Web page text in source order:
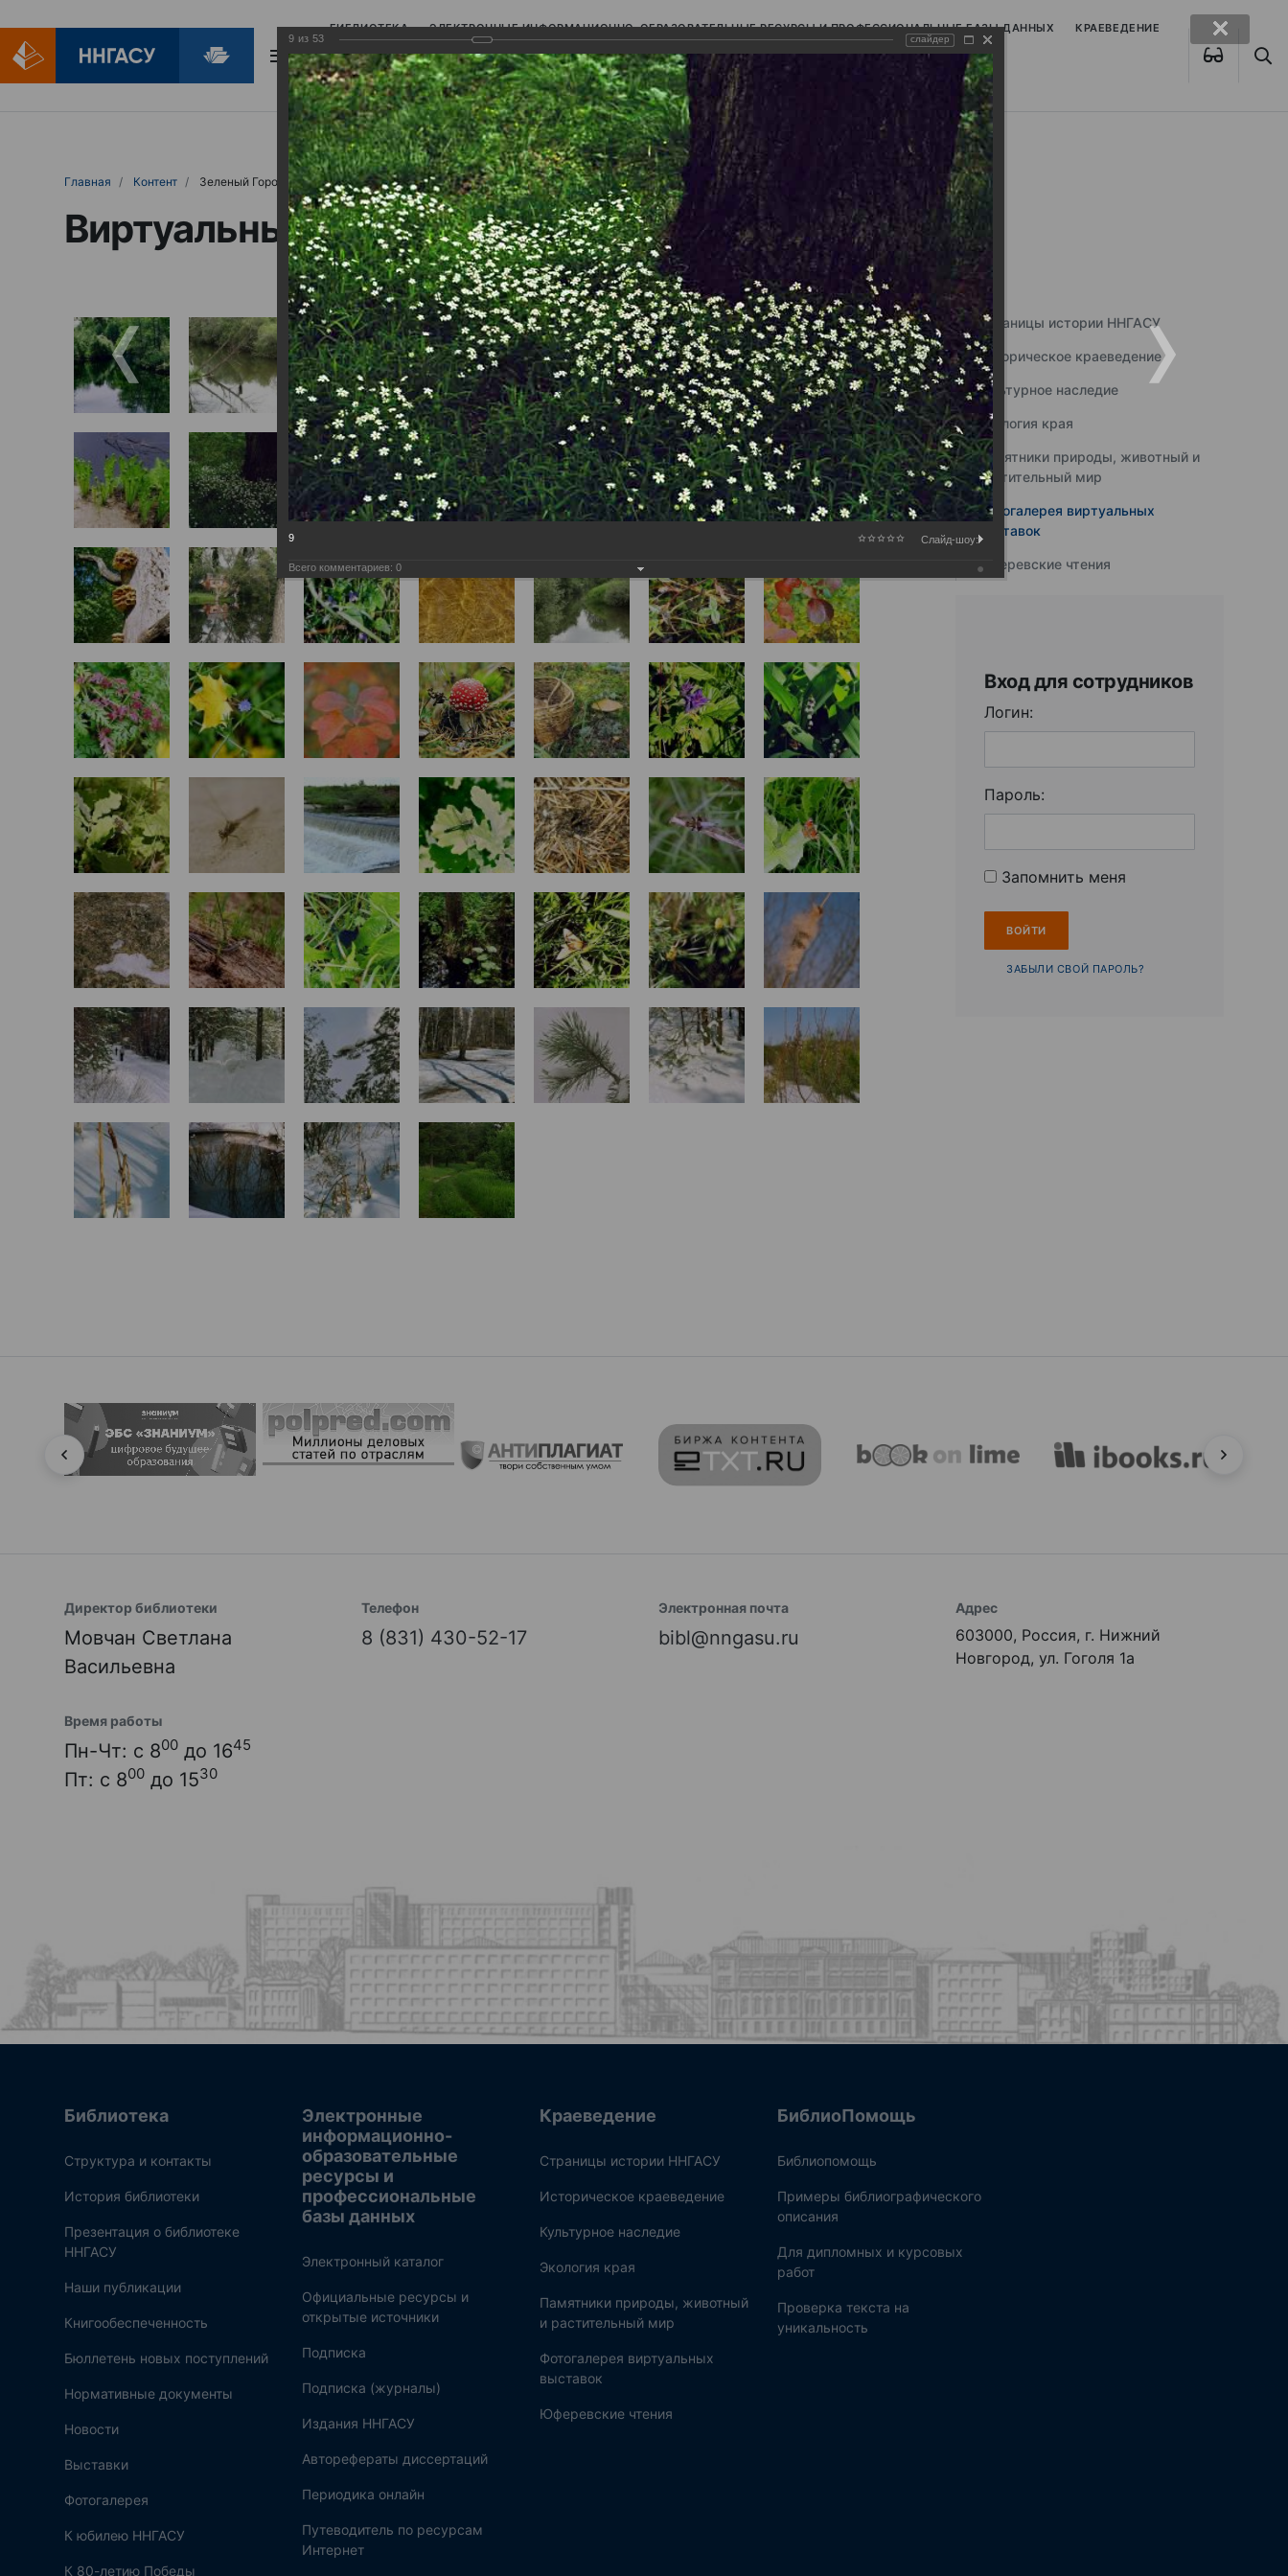
БИБЛИОТЕКА ЭЛЕКТРОННЫЕ ИНФОРМАЦИОННО-ОБРАЗОВАТЕЛЬНЫЕ РЕСУРСЫ И ПРОФЕССИОНАЛЬНЫЕ БАЗЫ ДАННЫХ КРАЕВЕДЕНИЕ
БИБЛИОПОМОЩЬ
Главная Контент Зеленый Город
Виртуальные выставки (фотоальбомы)
Страницы истории ННГАСУ
Историческое краеведение
Культурное наследие
Экология края
Памятники природы, животный и
растительный мир
Фотогалерея виртуальных
выставок
Юферевские чтения
Вход для сотрудников
Логин:
Пароль:
Запомнить меня
ЗАБЫЛИ СВОЙ ПАРОЛЬ?
Директор библиотеки
Мовчан Светлана
Васильевна
Телефон
8 (831) 430-52-17
Электронная почта
bibl@nngasu.ru
Адрес
603000, Россия, г. Нижний
Новгород, ул. Гоголя 1а
Время работы
Пн-Чт: с 800 до 1645
Пт: с 800 до 1530
Библиотека
Структура и контакты
История библиотеки
Презентация о библиотеке
ННГАСУ
Наши публикации
Книгообеспеченность
Бюллетень новых поступлений
Нормативные документы
Новости
Выставки
Фотогалерея
К юбилею ННГАСУ
К 80-летию Победы
Электронные
информационно-
образовательные
ресурсы и
профессиональные
базы данных
Электронный каталог
Официальные ресурсы и
открытые источники
Подписка
Подписка (журналы)
Издания ННГАСУ
Авторефераты диссертаций
Периодика онлайн
Путеводитель по ресурсам
Интернет
Краеведение
Страницы истории ННГАСУ
Историческое краеведение
Культурное наследие
Экология края
Памятники природы, животный
и растительный мир
Фотогалерея виртуальных
выставок
Юферевские чтения
БиблиоПомощь
Библиопомощь
Примеры библиографического
описания
Для дипломных и курсовых
работ
Проверка текста на
уникальность
9 из 53 слайдер
9 Слайд-шоу:
Всего комментариев: 0